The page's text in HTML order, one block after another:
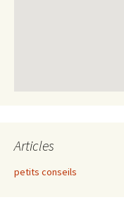
Articles
petits conseils